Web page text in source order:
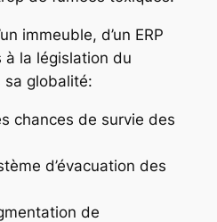
immeuble, d’un ERP
à la législation du
sa globalité:
chances de survie des
d’évacuation des
de